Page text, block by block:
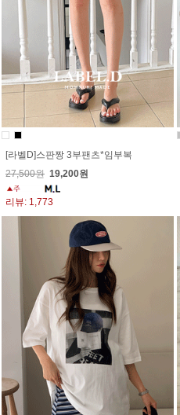
[라벨D]스판짱 3부팬츠*임부복
27,500원 19,200원
리뷰: 1,773